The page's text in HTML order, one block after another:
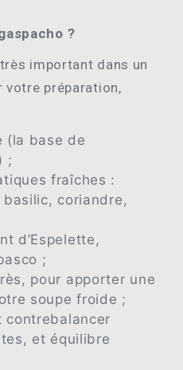
?
important dans un
votre préparation,
(la base de
;
fraîches :
coriandre,
d’Espelette,
;
pour apporter une
soupe froide ;
contrebalancer
et équilibre